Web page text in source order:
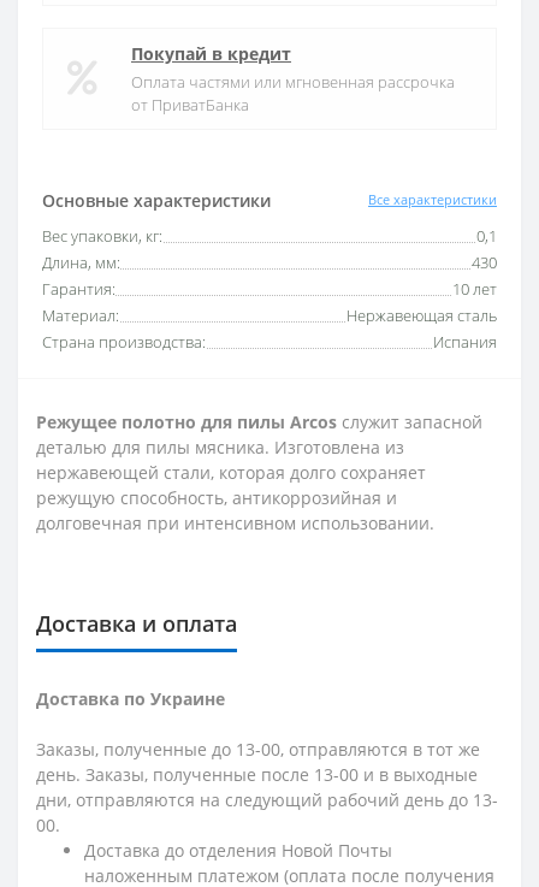
Основные характеристики Все характеристики
Вес упаковки, кг:
0,1
Длина, мм:
430
Гарантия:
10 лет
Материал:
Нержавеющая сталь
Страна производства:
Испания
Покупай в кредит
Оплата частями или мгновенная рассрочка
от ПриватБанка
Режущее полотно для пилы Arcos служит запасной
деталью для пилы мясника. Изготовлена ​​из
нержавеющей стали, которая долго сохраняет
режущую способность, антикоррозийная и
долговечная при интенсивном использовании.
Доставка и оплата
Доставка по Украине
Заказы, полученные до 13-00, отправляются в тот же
день. Заказы, полученные после 13-00 и в выходные
дни, отправляются на следующий рабочий день до 13-
00.
Доставка до отделения Новой Почты
наложенным платежом (оплата после получения